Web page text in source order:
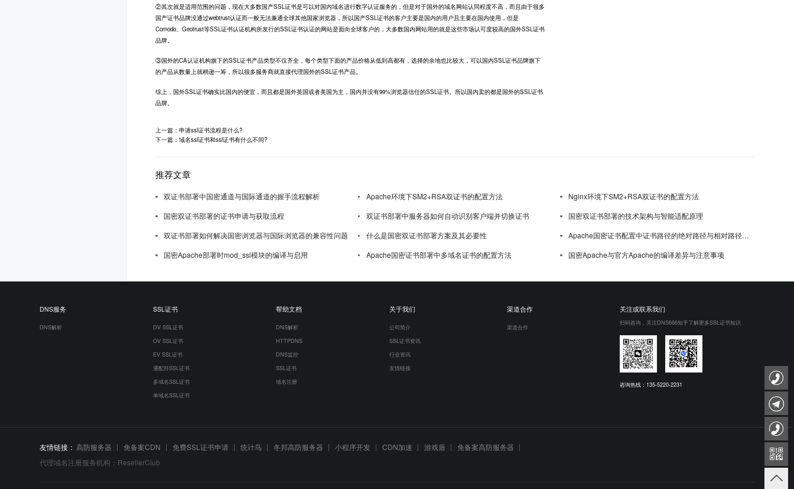
②其次就是适用范围的问题，现在大多数国产SSL证书是可以对国内域名进行数字认证服务的，但是对于国外的域名网站认同程度不高，而且由于很多
国产证书品牌没通过webtrust认证而一般无法兼通全球其他国家浏览器，所以国产SSL证书的客户主要是国内的用户且主要在国内使用，但是
Comodo、Geotrust等SSL证书认证机构所发行的SSL证书认证的网站是面向全球客户的，大多数国内网站用的就是这些市场认可度较高的国外SSL证书
品牌。
③国外的CA认证机构旗下的SSL证书产品类型不仅齐全，每个类型下面的产品价格从低到高都有，选择的余地也比较大，可以国内SSL证书品牌旗下
的产品从数量上就稍逊一筹，所以很多服务商就直接代理国外的SSL证书产品。
综上，国外SSL证书确实比国内的便宜，而且都是国外英国或者美国为主，国内并没有99%浏览器信任的SSL证书。所以国内卖的都是国外的SSL证书
品牌。
上一篇：申请ssl证书流程是什么?
下一篇：域名ssl证书和ssl证书有什么不同?
推荐文章
双证书部署中国密通道与国际通道的握手流程解析 Apache环境下SM2+RSA双证书的配置方法
Nginx环境下SM2+RSA双证书的配置方法
国密双证书部署的证书申请与获取流程
双证书部署中服务器如何自动识别客户端并切换证书
国密双证书部署的技术架构与智能适配原理
双证书部署如何解决国密浏览器与国际浏览器的兼容性问题
什么是国密双证书部署方案及其必要性
Apache国密证书配置中证书路径的绝对路径与相对路径选择
国密Apache部署时mod_ssl模块的编译与启用
Apache国密证书部署中多域名证书的配置方法 国密Apache与官方Apache的编译差异与注意事项
DNS服务
DNS解析
SSL证书
DV SSL证书
OV SSL证书
EV SSL证书
通配符SSL证书
多域名SSL证书
单域名SSL证书
帮助文档
DNS解析
HTTPDNS
DNS监控
SSL证书
域名注册
关于我们
公司简介
SSL证书资讯
行业资讯
友情链接
渠道合作
渠道合作
关注或联系我们
扫码咨询，关注DNS666知乎了解更多SSL证书知识
咨询热线：135-5220-2231
友情链接： 高防服务器 免备案CDN 免费SSL证书申请 统计鸟 冬邦高防服务器 小程序开发 CDN加速 游戏盾
免备案高防服务器
代理域名注册服务机构：ResellerClub